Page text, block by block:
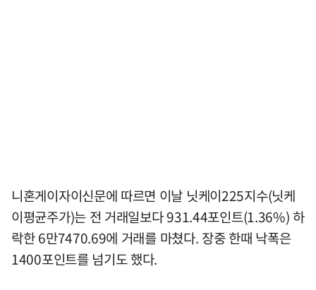
니혼게이자이신문에 따르면 이날 닛케이225지수(닛케
이평균주가)는 전 거래일보다 931.44포인트(1.36%) 하
락한 6만7470.69에 거래를 마쳤다. 장중 한때 낙폭은
1400포인트를 넘기도 했다.